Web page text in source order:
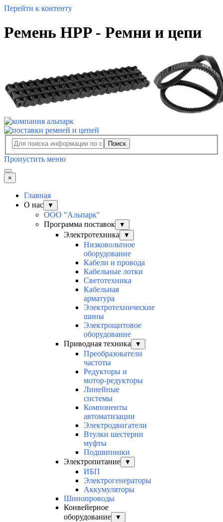
Перейти к контенту
Ремень HPP - Ремни и цепи
Поиск
Пропустить меню
×
Главная
О нас
▼
ООО "Альпарк"
Программа поставок
▼
Электротехника ▼
Низковольтное
оборудование
Кабели и провода
Кабельные лотки
Светотехника
Кабельная
арматура
Электротехнические
шины
Электрощитовое
оборудование
Приводная техника
▼
Преобразователи
частоты
Редукторы и
мотор-редукторы
Линейные
системы
Компоненты
автоматизации
Электродвигатели
Втулки шестерни
муфты
Подшипники
Электропитание
▼
ИБП
Электрогенераторы
Аккумуляторы
Шинопроводы
Конвейерное
оборудование
▼